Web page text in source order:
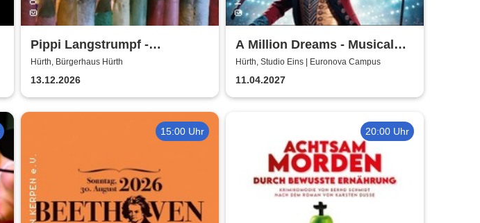
Pippi Langstrumpf -
Bürgerhaus Hürth
Hürth, Bürgerhaus Hürth
13.12.2026
A Million Dreams - Musical
Circus Show
Hürth, Studio Eins | Euronova Campus
11.04.2027
15:00 Uhr 20:00 Uhr